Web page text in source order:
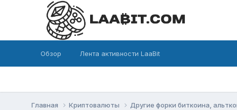
Обзор Лента активности LaaBit
Главная Криптовалюты Другие форки биткоина,